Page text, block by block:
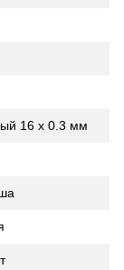
16 х 0.3 мм